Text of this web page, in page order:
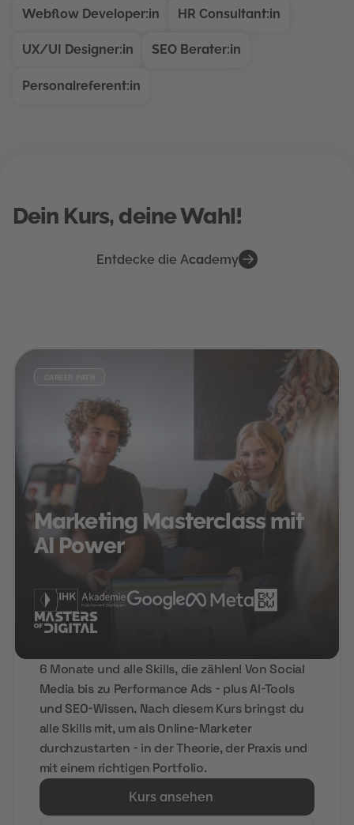
Webflow Developer:in HR Consultant:in
UX/UI Designer:in SEO Berater:in
Personalreferent:in
Dein Kurs, deine Wahl!
Entdecke die Academy
CAREER PATH
Marketing Masterclass mit
AI Power
6 Monate und alle Skills, die zählen! Von Social
Media bis zu Performance Ads - plus AI-Tools
und SEO-Wissen. Nach diesem Kurs bringst du
alle Skills mit, um als Online-Marketer
durchzustarten - in der Theorie, der Praxis und
mit einem richtigen Portfolio.
Kurs ansehen